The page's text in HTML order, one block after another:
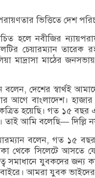
ভিত্তিতে দেশ
হলে নবীজির
চেয়ারম্যান
মাদ্রাসা মাঠের
বলেন, দেশের স্বার্থই
আগে বাংলাদেশ।
হয়েছি। গত ১৫ বছর
তাই আমি বলেছি— দিল্লি
বলেন, গত ১৫
থেকে সিলেটে আসতে
সমাধানে যুবকদের জন্য
আমরা যুবক ভাইদের